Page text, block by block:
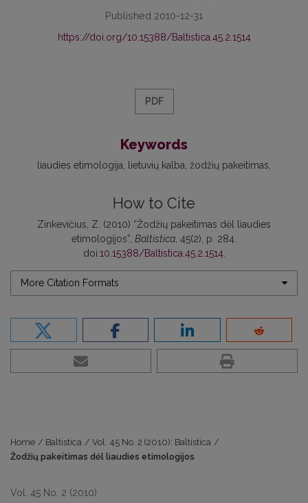
Published 2010-12-31
https://doi.org/10.15388/Baltistica.45.2.1514
PDF
Keywords
liaudies etimologija lietuvių kalba žodžių pakeitimas
How to Cite
Zinkevičius, Z. (2010) “Žodžių pakeitimas dėl liaudies
etimologijos”, Baltistica , 45(2), p. 284.
doi:10.15388/Baltistica.45.2.1514.
More Citation Formats
Home / Baltistica / Vol. 45 No. 2 (2010): Baltistica /
Žodžių pakeitimas dėl liaudies etimologijos
Vol. 45 No. 2 (2010)